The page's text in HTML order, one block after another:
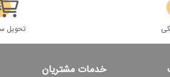
تحویل
خدمات مشتریان